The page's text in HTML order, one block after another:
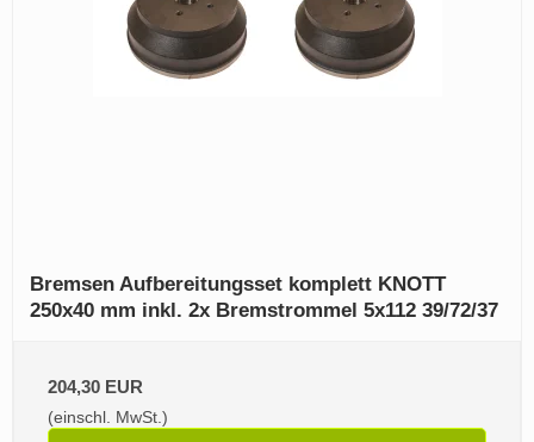
Bremsen Aufbereitungsset komplett KNOTT
250x40 mm inkl. 2x Bremstrommel 5x112 39/72/37
204,30 EUR
(einschl. MwSt.)